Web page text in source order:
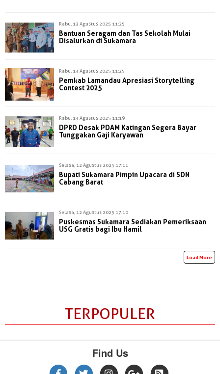
Rabu, 13 Agustus 2025 11:25
Bantuan Seragam dan Tas Sekolah Mulai
Disalurkan di Sukamara
Rabu, 13 Agustus 2025 11:25
Pemkab Lamandau Apresiasi Storytelling
Contest 2025
Rabu, 13 Agustus 2025 11:19
DPRD Desak PDAM Katingan Segera Bayar
Tunggakan Gaji Karyawan
Selasa, 12 Agustus 2025 17:11
Bupati Sukamara Pimpin Upacara di SDN
Cabang Barat
Selasa, 12 Agustus 2025 17:10
Puskesmas Sukamara Sediakan Pemeriksaan
USG Gratis bagi Ibu Hamil
Load More
TERPOPULER
Find Us